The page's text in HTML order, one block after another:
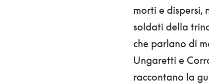
morti e dispersi,
soldati della
che parlano di
Ungaretti e
raccontano la